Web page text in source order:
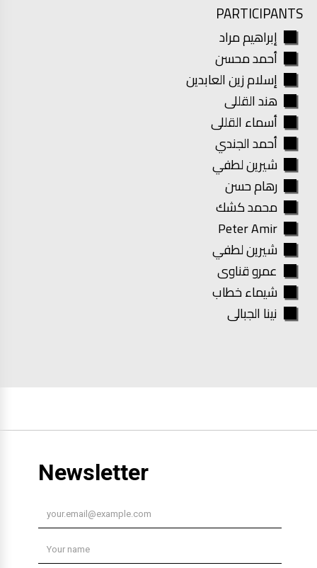
PARTICIPANTS
إبراهيم مراد
أحمد محسن
إسلام زين العابدين
هند القللى
أسماء القللى
أحمد الجندي
شيرين لطفي
رهام حسن
محمد كشك
Peter Amir
شيرين لطفي
عمرو قناوى
شيماء خطاب
نينا الجبالى